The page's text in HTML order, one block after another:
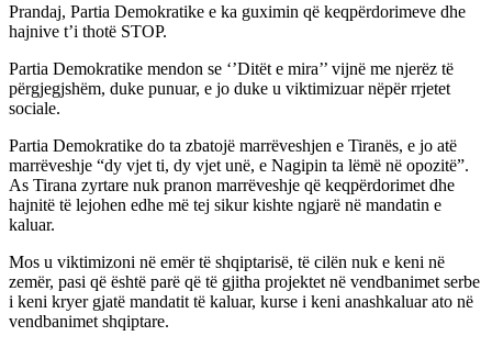
Prandaj, Partia Demokratike e ka guximin që keqpërdorimeve dhe
hajnive t’i thotë STOP.
Partia Demokratike mendon se ‘’Ditët e mira’’ vijnë me njerëz të
përgjegjshëm, duke punuar, e jo duke u viktimizuar nëpër rrjetet
sociale.
Partia Demokratike do ta zbatojë marrëveshjen e Tiranës, e jo atë
marrëveshje “dy vjet ti, dy vjet unë, e Nagipin ta lëmë në opozitë”.
As Tirana zyrtare nuk pranon marrëveshje që keqpërdorimet dhe
hajnitë të lejohen edhe më tej sikur kishte ngjarë në mandatin e
kaluar.
Mos u viktimizoni në emër të shqiptarisë, të cilën nuk e keni në
zemër, pasi që është parë që të gjitha projektet në vendbanimet serbe
i keni kryer gjatë mandatit të kaluar, kurse i keni anashkaluar ato në
vendbanimet shqiptare.